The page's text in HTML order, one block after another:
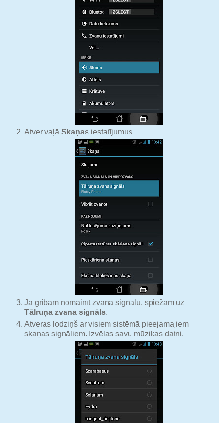
Atver vaļā Skaņas iestatījumus.
Ja gribam nomainīt zvana signālu, spiežam uz
Tālruņa zvana signāls.
Atveras lodziņš ar visiem sistēmā pieejamajiem
skaņas signāliem. Izvēlas savu mūzikas datni.